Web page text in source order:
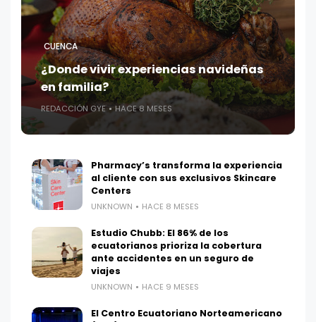
CUENCA
¿Donde vivir experiencias navideñas
en familia?
REDACCIÓN GYE HACE 8 MESES
Pharmacy’s transforma la experiencia
al cliente con sus exclusivos Skincare
Centers
UNKNOWN HACE 8 MESES
Estudio Chubb: El 86% de los
ecuatorianos prioriza la cobertura
ante accidentes en un seguro de
viajes
UNKNOWN HACE 9 MESES
El Centro Ecuatoriano Norteamericano